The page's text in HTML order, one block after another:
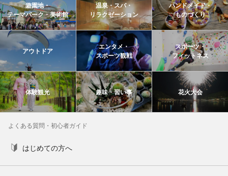
遊園地・
テーマパーク・美術館
温泉・スパ・
リラクゼーション
ハンドメイド・
ものづくり
アウトドア
エンタメ・
スポーツ観戦
スポーツ・
フィットネス
体験観光 趣味・習い事 花火大会
よくある質問・初心者ガイド
はじめての方へ